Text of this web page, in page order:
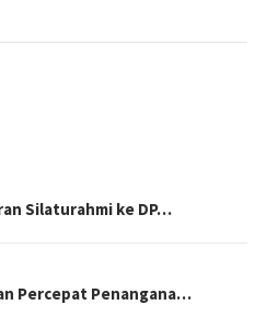
Silaturahmi ke DP…
Percepat Penangana…